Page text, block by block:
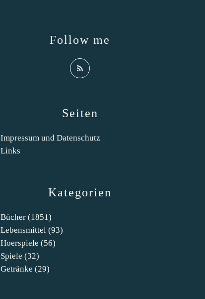
Kategorien
Bücher (1851)
Lebensmittel (93)
Hoerspiele (56)
Spiele (32)
Getränke (29)
Seiten
Impressum und Datenschutz
Links
Follow me